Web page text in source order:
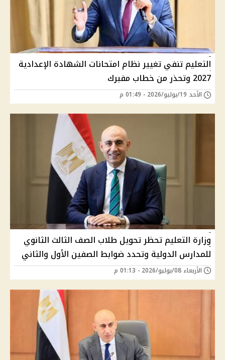
التعليم تنفي تغيير نظام امتحانات الشهادة الإعدادية
2027 وتحذر من خطاب مفبرك
الأحد 19/يوليو/2026 - 01:49 م
وزارة التعليم تحظر تحويل طلاب الصف الثالث الثانوي
للمدارس الدولية وتحدد ضوابط الصفين الأول والثاني
الأربعاء 08/يوليو/2026 - 01:13 م